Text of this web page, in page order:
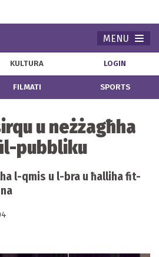
MENU
KULTURA LOGIN
FILMATI SPORTS
u neżżagħha
pubbliku
l-qmis u l-bra u ħalliha fit-